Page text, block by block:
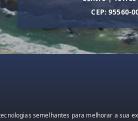
CEP: 95560-
semelhantes para melhorar a sua